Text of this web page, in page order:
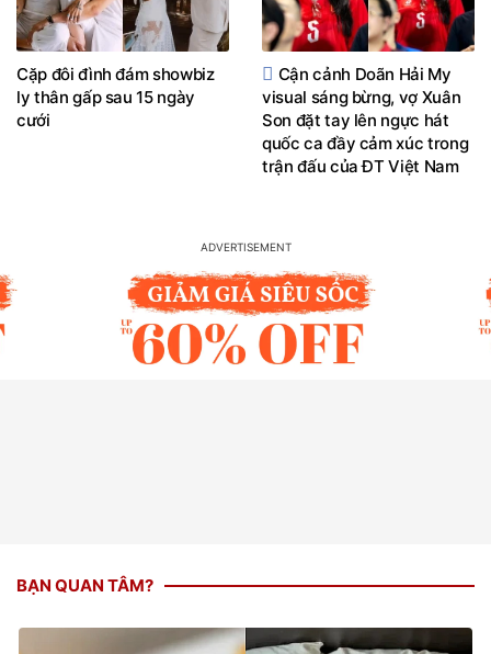
Cặp đôi đình đám showbiz
ly thân gấp sau 15 ngày
cưới
Cận cảnh Doãn Hải My
visual sáng bừng, vợ Xuân
Son đặt tay lên ngực hát
quốc ca đầy cảm xúc trong
trận đấu của ĐT Việt Nam
BẠN QUAN TÂM?